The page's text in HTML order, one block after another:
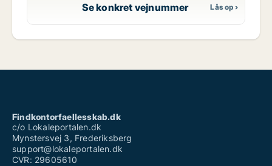
Se konkret vejnummer
Findkontorfaellesskab.dk
c/o Lokaleportalen.dk
Mynstersvej 3, Frederiksberg
support@lokaleportalen.dk
CVR: 29605610